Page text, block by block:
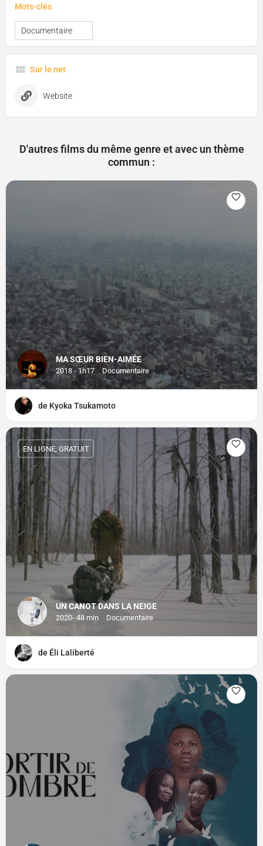
Mots-clés
Documentaire
Sur le net
Website
D'autres films du même genre et avec un thème
commun :
MA SŒUR BIEN-AIMÉE
2018 - 1h17 Documentaire
de Kyoka Tsukamoto
UN CANOT DANS LA NEIGE
2020- 48 min Documentaire
EN LIGNE, GRATUIT
de Éli Laliberté